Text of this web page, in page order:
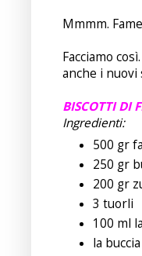
Mmmm.
Facciamo
anche i
BISCOTTI DI
Ingredienti:
500 gr
250 gr
200 gr
3 tuorli
100 ml
la